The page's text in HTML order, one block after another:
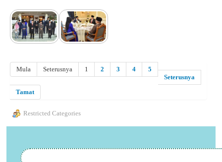
Mula Seterusnya 1 2 3 4
5
Seterusnya
Tamat
Restricted Categories